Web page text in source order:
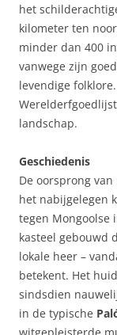
het
kilometer ten
minder dan 400
vanwege zijn
levendige
landschap.
Geschiedenis
De oorsprong
het nabijgelegen
tegen Mongoolse
kasteel gebouwd
lokale heer –
betekent. Het
sindsdien
in de typische